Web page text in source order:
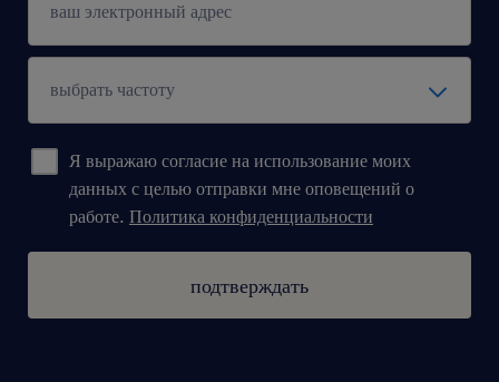
Я выражаю согласие на использование моих
данных с целью отправки мне оповещений о
работе. Политика конфиденциальности
подтверждать